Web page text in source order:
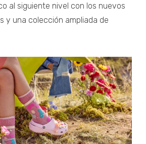
al siguiente nivel con los nuevos
y una colección ampliada de